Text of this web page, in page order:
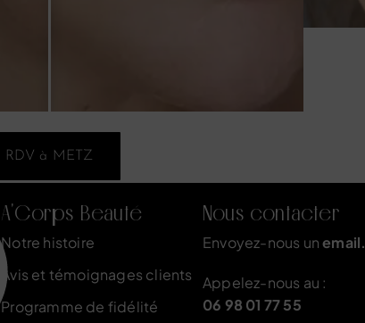
RDV à METZ
A'Corps Beauté
Notre histoire
Avis et témoignages clients
Programme de fidélité
Nous contacter
Envoyez-nous unemail.
Appelez-nous au :
06 98 01 77 55